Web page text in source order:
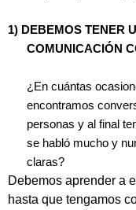
1) DEBEMOS TENER
COMUNICACIÓN
¿En cuántas
encontramos
personas y al final
se habló mucho y
claras?
Debemos aprender a
hasta que tengamos